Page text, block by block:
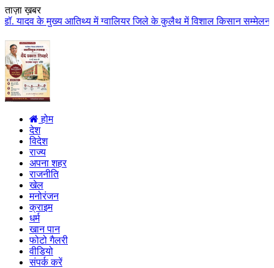
ताज़ा ख़बर
में ग्वालियर जिले के कुलैथ में विशाल किसान सम्मेलन आयोजित लगभग
होम
देश
विदेश
राज्य
अपना शहर
राजनीति
खेल
मनोरंजन
क्राइम
धर्म
खान पान
फोटो गैलरी
वीडियो
संपर्क करें